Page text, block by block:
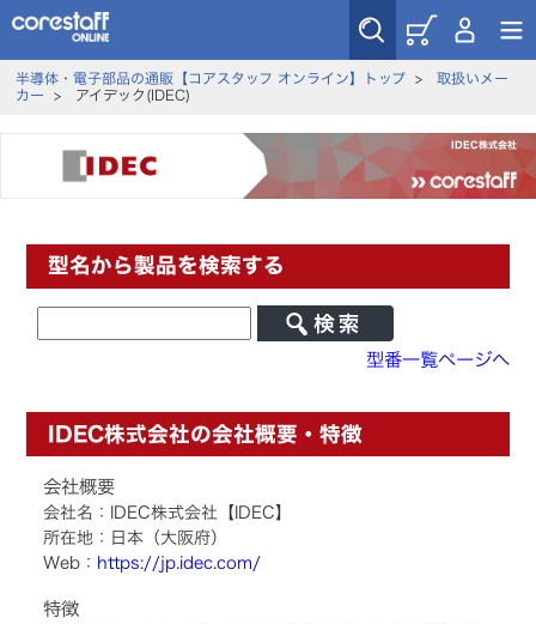
半導体・電子部品の通販【コアスタッフ オンライン】トップ> 取扱いメー
カー > アイデック(IDEC)
IDEC株式会社
型名から製品を検索する
型番一覧ページへ
IDEC株式会社の会社概要・特徴
会社概要
会社名：IDEC株式会社【IDEC】
所在地：日本（大阪府）
Web： https://jp.idec.com/
特徴